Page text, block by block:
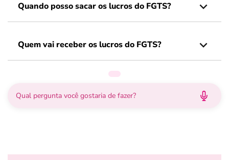
Quando posso sacar os lucros do FGTS?
Quem vai receber os lucros do FGTS?